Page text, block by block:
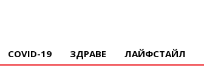
COVID-19 ЗДРАВЕ ЛАЙФСТАЙЛ